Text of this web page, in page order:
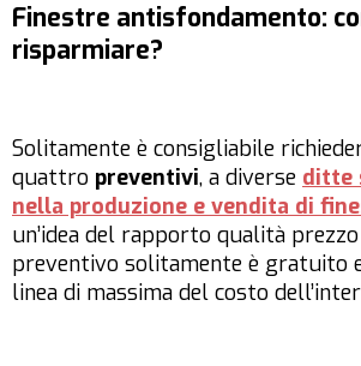
Finestre antisfondamento:
risparmiare?
Solitamente è consigliabile
quattro preventivi, a diverse ditte
nella produzione e vendita di
un’idea del rapporto qualità
preventivo solitamente è gratuito
linea di massima del costo